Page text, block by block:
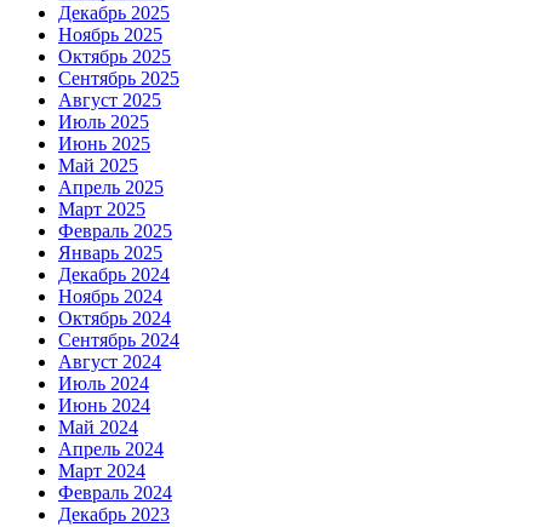
Декабрь 2025
Ноябрь 2025
Октябрь 2025
Сентябрь 2025
Август 2025
Июль 2025
Июнь 2025
Май 2025
Апрель 2025
Март 2025
Февраль 2025
Январь 2025
Декабрь 2024
Ноябрь 2024
Октябрь 2024
Сентябрь 2024
Август 2024
Июль 2024
Июнь 2024
Май 2024
Апрель 2024
Март 2024
Февраль 2024
Декабрь 2023